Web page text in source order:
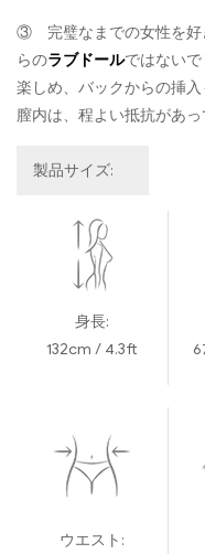
③ 完璧なまでの女性を好
らのラブドールではない
楽しめ、バックからの挿
膣内は、程よい抵抗があっ
製品サイズ:
身長:
132cm / 4.3ft
ウエスト: